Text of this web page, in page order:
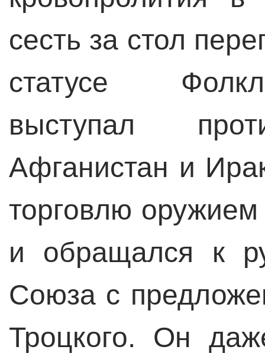
сесть за стол
статусе
выступал
Афганистан и
торговлю
и обращался к
Союза с
Троцкого. Он